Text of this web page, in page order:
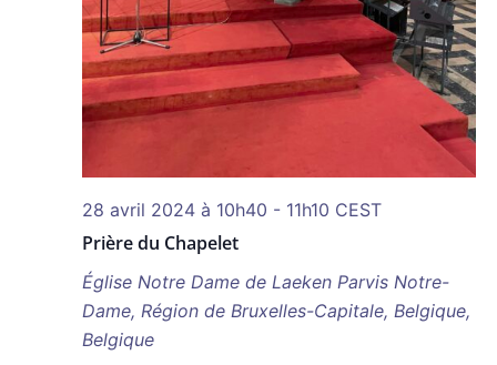
Prière du Chapelet
28 avril 2024 à 10h40 - 11h10 CEST
Église Notre Dame de Laeken Parvis Notre-
Dame, Région de Bruxelles-Capitale, Belgique,
Belgique